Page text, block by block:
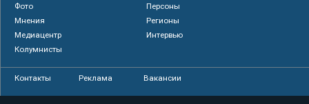
Фото
Персоны
Мнения
Регионы
Медиацентр
Интервью
Колумнисты
Контакты Реклама Вакансии